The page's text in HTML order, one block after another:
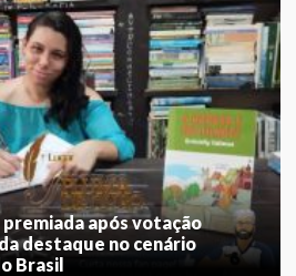
após votação
destaque no cenário
Brasil